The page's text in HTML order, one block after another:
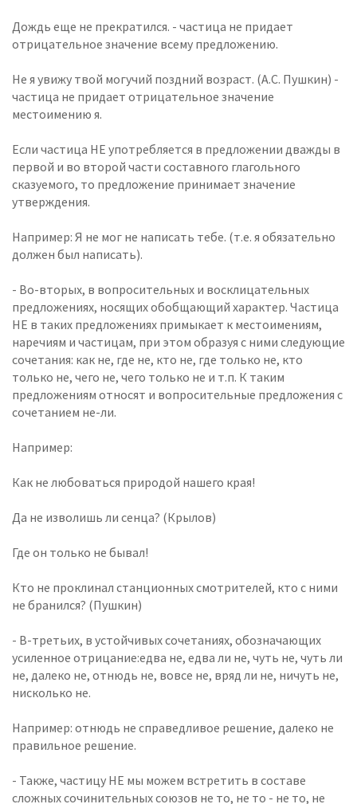
Дождь еще не прекратился. - частица не придает
отрицательное значение всему предложению.
Не я увижу твой могучий поздний возраст. (А.С. Пушкин) -
частица не придает отрицательное значение
местоимению я.
Если частица НЕ употребляется в предложении дважды в
первой и во второй части составного глагольного
сказуемого, то предложение принимает значение
утверждения.
Например: Я не мог не написать тебе. (т.е. я обязательно
должен был написать).
- Во-вторых, в вопросительных и восклицательных
предложениях, носящих обобщающий характер. Частица
НЕ в таких предложениях примыкает к местоимениям,
наречиям и частицам, при этом образуя с ними следующие
сочетания: как не, где не, кто не, где только не, кто
только не, чего не, чего только не и т.п. К таким
предложениям относят и вопросительные предложения с
сочетанием не-ли.
Например:
Как не любоваться природой нашего края!
Да не изволишь ли сенца? (Крылов)
Где он только не бывал!
Кто не проклинал станционных смотрителей, кто с ними
не бранился? (Пушкин)
- В-третьих, в устойчивых сочетаниях, обозначающих
усиленное отрицание:едва не, едва ли не, чуть не, чуть ли
не, далеко не, отнюдь не, вовсе не, вряд ли не, ничуть не,
нисколько не.
Например: отнюдь не справедливое решение, далеко не
правильное решение.
- Также, частицу НЕ мы можем встретить в составе
сложных сочинительных союзов не то, не то - не то, не